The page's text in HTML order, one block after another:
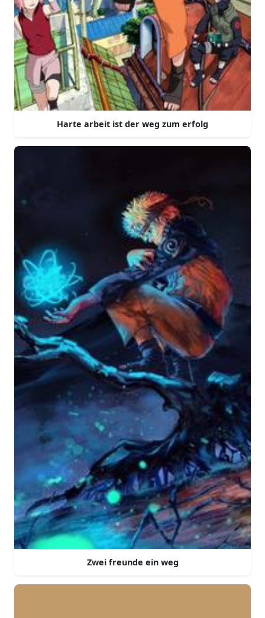
Harte arbeit ist der weg zum erfolg
Zwei freunde ein weg